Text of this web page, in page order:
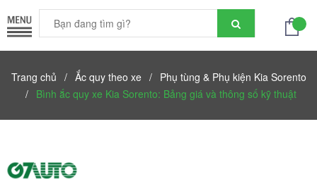
Trang chủ / Ắc quy theo xe / Phụ tùng & Phụ kiện Kia Sorento
/ Bình ắc quy xe Kia Sorento: Bảng giá và thông số kỹ thuật